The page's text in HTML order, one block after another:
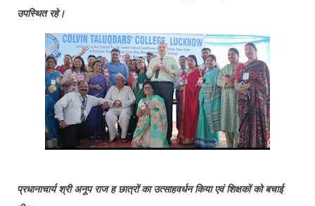
उपस्थित रहे।
प्रधानाचार्य श्री अनूप राज ह छात्रों का उत्साहवर्धन किया एवं शिक्षकों को बचाई